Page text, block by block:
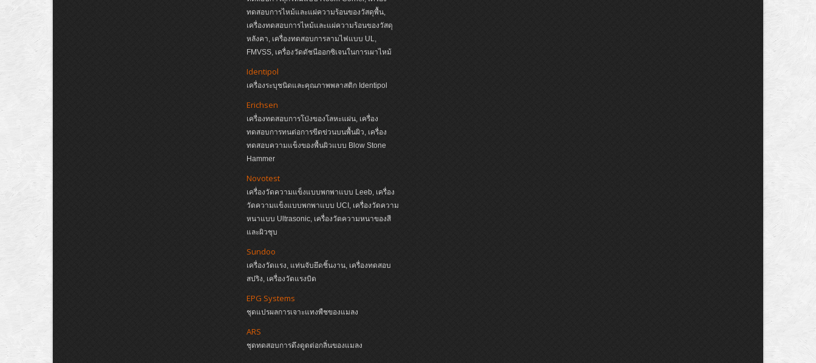
ทดสอบการไหม้และแผ่ความร้อนของวัสดุพื้น,
เครื่องทดสอบการไหม้และแผ่ความร้อนของวัสดุ
หลังคา, เครื่องทดสอบการลามไฟแบบ UL,
FMVSS, เครื่องวัดดัชนีออกซิเจนในการเผาไหม้
Identipol
เครื่องระบุชนิดและคุณภาพพลาสติก Identipol
Erichsen
เครื่องทดสอบการโป่งของโลหะแผ่น, เครื่อง
ทดสอบการทนต่อการขีดข่วนบนพื้นผิว, เครื่อง
ทดสอบความแข็งของพื้นผิวแบบ Blow Stone
Hammer
Novotest
เครื่องวัดความแข็งแบบพกพาแบบ Leeb, เครื่อง
วัดความแข็งแบบพกพาแบบ UCI, เครื่องวัดความ
หนาแบบ Ultrasonic, เครื่องวัดความหนาของสี
และผิวชุบ
Sundoo
เครื่องวัดแรง, แท่นจับยึดชิ้นงาน, เครื่องทดสอบ
สปริง, เครื่องวัดแรงบิด
EPG Systems
ชุดแปรผลการเจาะแทงพืชของแมลง
ARS
ชุดทดสอบการดึงดูดต่อกลิ่นของแมลง